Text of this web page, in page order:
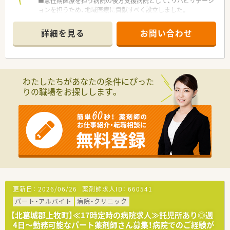
ョンを担うため、地域医療に貢献すべく設立しました。
■外来は院外ですので、院内調剤がメイン業務です。
■薬局内はとても明るくとても雰囲気が良いです！
＼＼こんな働き方です／／
■お仕事内容は、服薬指導, 監査, 調剤, DI業務, 医薬品管理, 持参
薬チェック, 残薬管理, 注射セット、その他調剤にまつわる付随業
■外来は院外に処方箋を出しているため、入院患者様への対応が
主なお仕事になります。
■現在は常勤2名体制でスタッフ全員女性です。
ご経験が浅くご不安な方もまずはご相談ください！
■職員は子育て経験のある方ばかりですので、理解がしっかりと
あります。
■お子さんを預けながら働いていらっしゃる方！
■院内保育所を利用したい方！500円/回、ただし月間の上限が
7,500円と格安料金です！
■仕事と家庭を両立し、無理なく勤務をしたい方！
■マイカー通勤をお考えの方！（駐車場代無料）
詳細を見る お問い合わせ
わたしたちがあなたの条件にぴった
りの職場をお探しします。
更新日： 2026/06/26 薬剤師求人ID： 660541
パート・アルバイト
病院・クリニック
【北葛城郡上牧町】≪17時定時の病院求人≫託児所あり◎週
4日～勤務可能なパート薬剤師さん募集！病院でのご経験が